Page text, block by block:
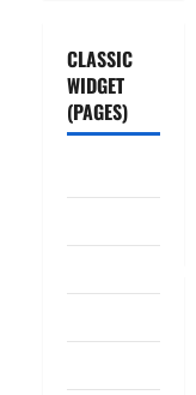
CLASSIC
WIDGET
(PAGES)